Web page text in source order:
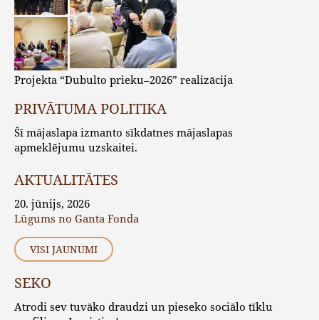
Projekta “Dubulto prieku–2026” realizācija
PRIVĀTUMA POLITIKA
Šī mājaslapa izmanto sīkdatnes mājaslapas
apmeklējumu uzskaitei.
AKTUALITĀTES
20. jūnijs, 2026
Lūgums no Ganta Fonda
VISI JAUNUMI
SEKO
Atrodi sev tuvāko draudzi un pieseko sociālo tīklu